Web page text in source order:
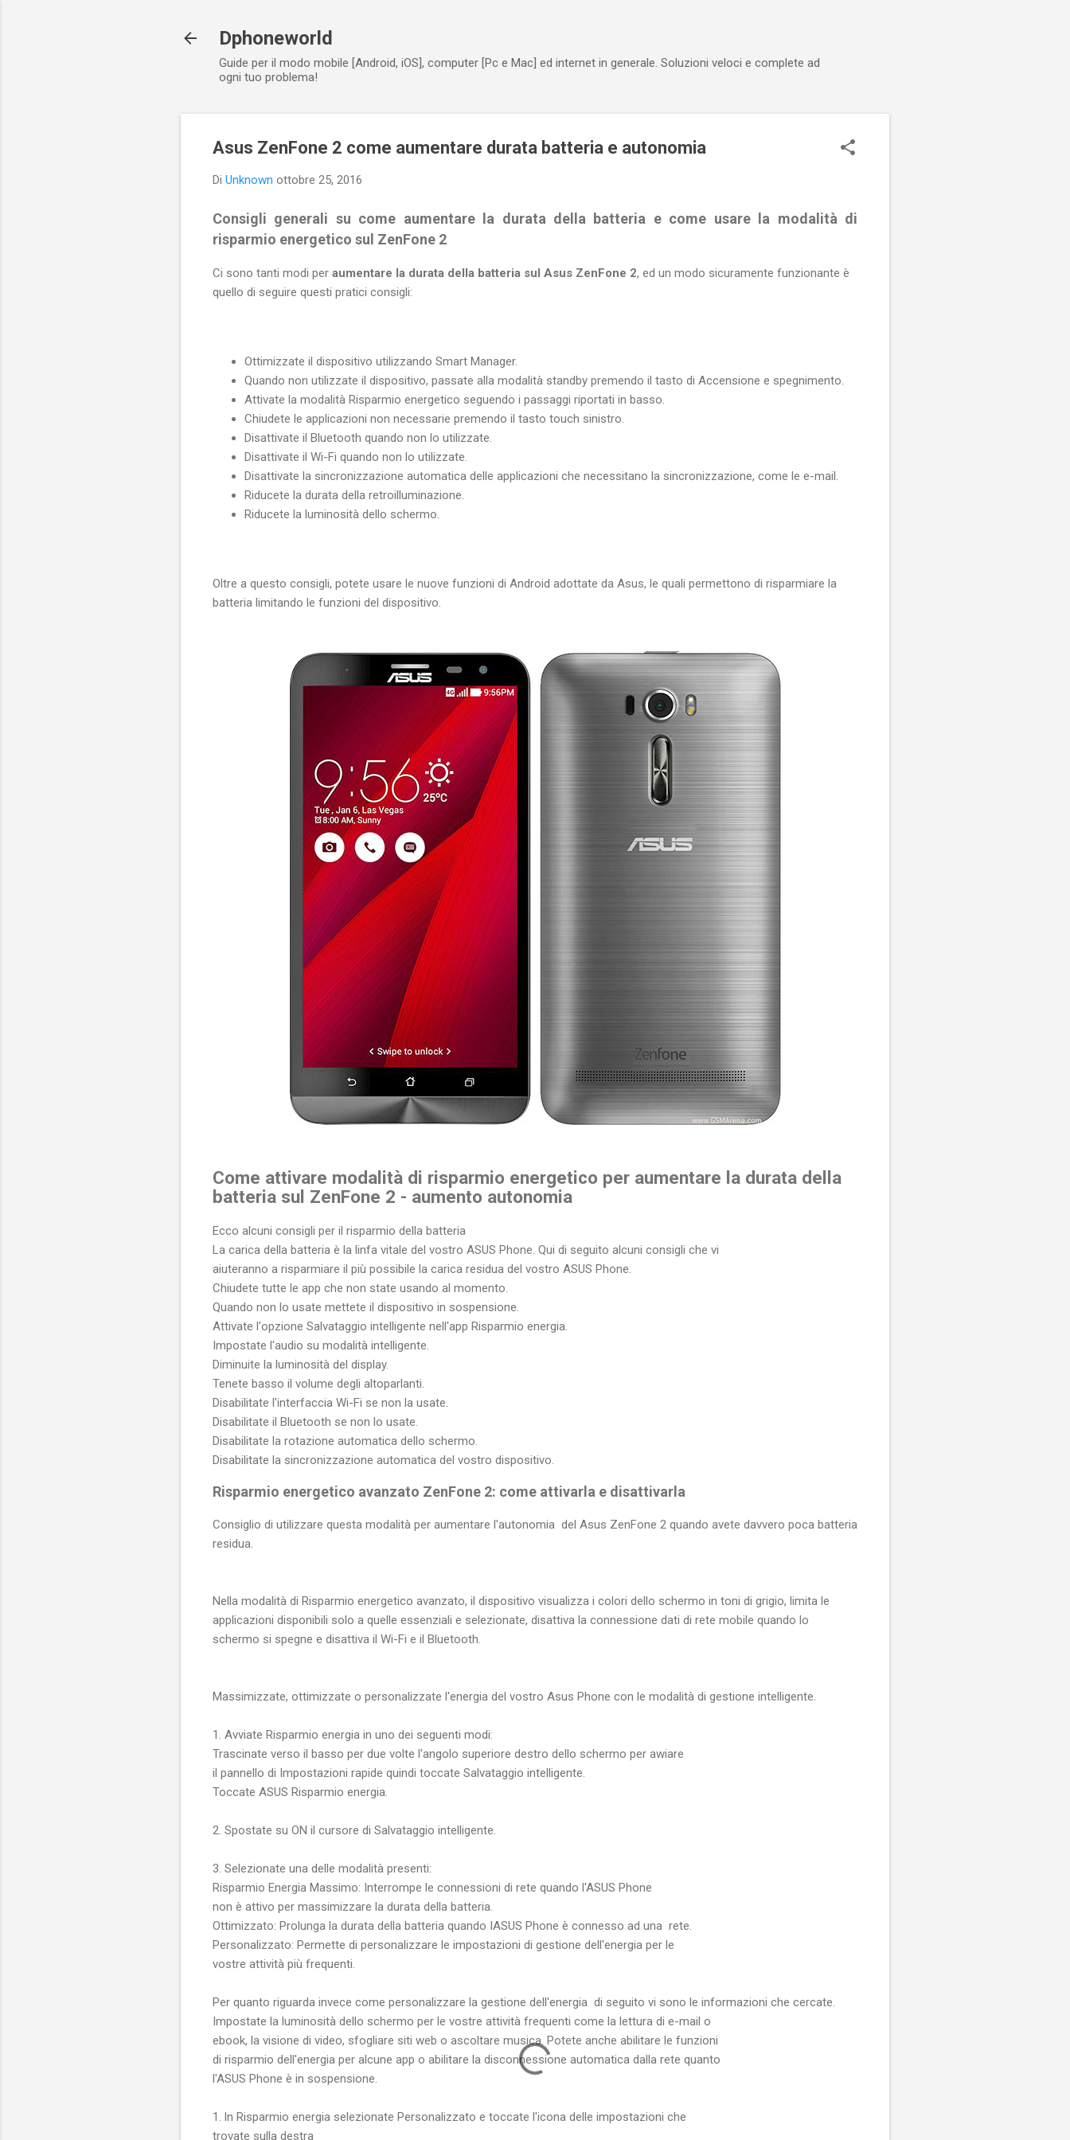
Dphoneworld
Guide per il modo mobile [Android, iOS], computer [Pc e Mac] ed internet in generale. Soluzioni veloci e complete ad
ogni tuo problema!
Asus ZenFone 2 come aumentare durata batteria e autonomia
Di Unknown ottobre 25, 2016
Consigli generali su come aumentare la durata della batteria e come usare la modalità di
risparmio energetico sul ZenFone 2
Ci sono tanti modi per aumentare la durata della batteria sul Asus ZenFone 2, ed un modo sicuramente funzionante è
quello di seguire questi pratici consigli:
Ottimizzate il dispositivo utilizzando Smart Manager.
Quando non utilizzate il dispositivo, passate alla modalità standby premendo il tasto di Accensione e spegnimento.
Attivate la modalità Risparmio energetico seguendo i passaggi riportati in basso.
Chiudete le applicazioni non necessarie premendo il tasto touch sinistro.
Disattivate il Bluetooth quando non lo utilizzate.
Disattivate il Wi-Fi quando non lo utilizzate.
Disattivate la sincronizzazione automatica delle applicazioni che necessitano la sincronizzazione, come le e-mail.
Riducete la durata della retroilluminazione.
Riducete la luminosità dello schermo.
Oltre a questo consigli, potete usare le nuove funzioni di Android adottate da Asus, le quali permettono di risparmiare la
batteria limitando le funzioni del dispositivo.
Come attivare modalità di risparmio energetico per aumentare la durata della
batteria sul ZenFone 2 - aumento autonomia
Ecco alcuni consigli per il risparmio della batteria
La carica della batteria è la linfa vitale del vostro ASUS Phone. Qui di seguito alcuni consigli che vi
aiuteranno a risparmiare il più possibile la carica residua del vostro ASUS Phone.
Chiudete tutte le app che non state usando al momento.
Quando non lo usate mettete il dispositivo in sospensione.
Attivate l'opzione Salvataggio intelligente nell'app Risparmio energia.
Impostate l'audio su modalità intelligente.
Diminuite la luminosità del display.
Tenete basso il volume degli altoparlanti.
Disabilitate l'interfaccia Wi-Fi se non la usate.
Disabilitate il Bluetooth se non lo usate.
Disabilitate la rotazione automatica dello schermo.
Disabilitate la sincronizzazione automatica del vostro dispositivo.
Risparmio energetico avanzato ZenFone 2: come attivarla e disattivarla
Consiglio di utilizzare questa modalità per aumentare l'autonomia del Asus ZenFone 2 quando avete davvero poca batteria
residua.
Nella modalità di Risparmio energetico avanzato, il dispositivo visualizza i colori dello schermo in toni di grigio, limita le
applicazioni disponibili solo a quelle essenziali e selezionate, disattiva la connessione dati di rete mobile quando lo
schermo si spegne e disattiva il Wi-Fi e il Bluetooth.
Massimizzate, ottimizzate o personalizzate l'energia del vostro Asus Phone con le modalità di gestione intelligente.
1. Avviate Risparmio energia in uno dei seguenti modi:
Trascinate verso il basso per due volte l'angolo superiore destro dello schermo per awiare
il pannello di Impostazioni rapide quindi toccate Salvataggio intelligente.
Toccate ASUS Risparmio energia.
2. Spostate su ON il cursore di Salvataggio intelligente.
3. Selezionate una delle modalità presenti:
Risparmio Energia Massimo: Interrompe le connessioni di rete quando l'ASUS Phone
non è attivo per massimizzare la durata della batteria.
Ottimizzato: Prolunga la durata della batteria quando IASUS Phone è connesso ad una rete.
Personalizzato: Permette di personalizzare le impostazioni di gestione dell'energia per le
vostre attività più frequenti.
Per quanto riguarda invece come personalizzare la gestione dell'energia di seguito vi sono le informazioni che cercate.
Impostate la luminosità dello schermo per le vostre attività frequenti come la lettura di e-mail o
ebook, la visione di video, sfogliare siti web o ascoltare musica. Potete anche abilitare le funzioni
di risparmio dell'energia per alcune app o abilitare la disconnessione automatica dalla rete quanto
l'ASUS Phone è in sospensione.
1. ln Risparmio energia selezionate Personalizzato e toccate l'icona delle impostazioni che
trovate sulla destra